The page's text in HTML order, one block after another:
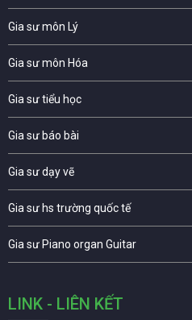
Gia sư môn Lý
Gia sư môn Hóa
Gia sư tiểu học
Gia sư báo bài
Gia sư dạy vẽ
Gia sư hs trường quốc tế
Gia sư Piano organ Guitar
LINK - LIÊN KẾT